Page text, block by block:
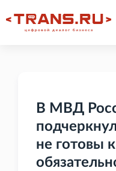
В МВД
не готовы